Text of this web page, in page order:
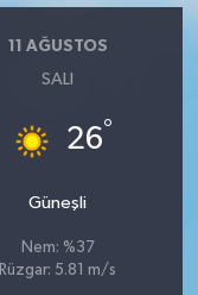
11 AĞUSTOS
SALI
26°
Güneşli
Nem: %37
Rüzgar: 5.81 m/s